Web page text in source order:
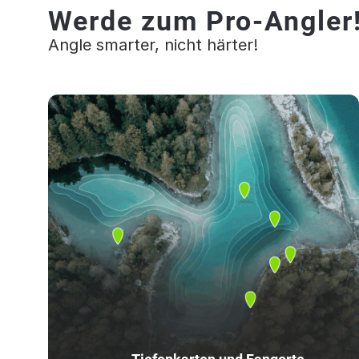
Werde zum Pro-
Angle smarter, nicht härter!